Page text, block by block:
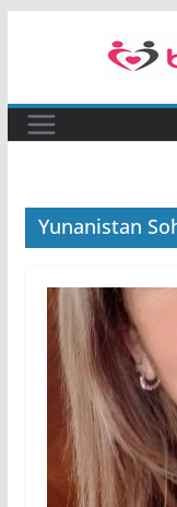
Yunanistan